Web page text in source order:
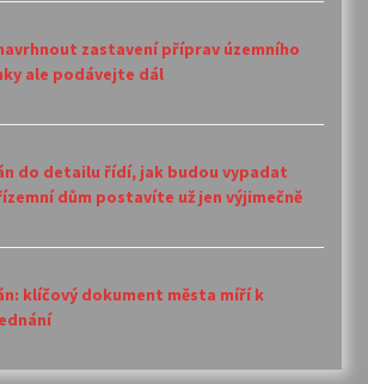
zastavení příprav územního
ale podávejte dál
do detailu řídí, jak budou vypadat
dům postavíte už jen výjimečně
klíčový dokument města míří k